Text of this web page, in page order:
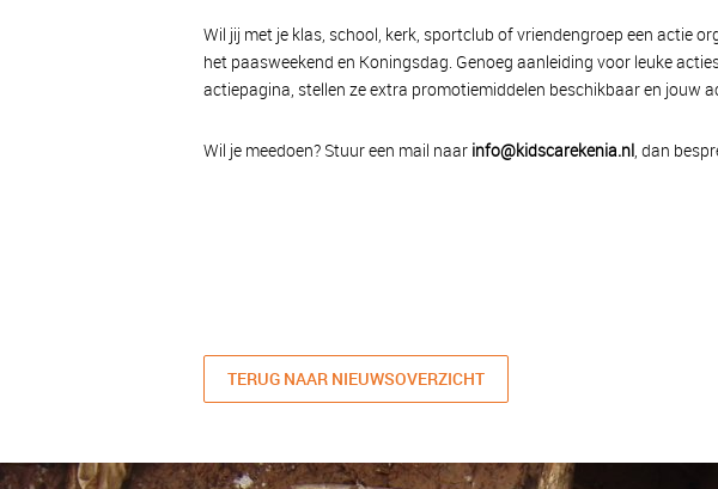
Wil jij met je klas, school, kerk, sportclub of vriendengroep een actie
het paasweekend en Koningsdag. Genoeg aanleiding voor leuke
actiepagina, stellen ze extra promotiemiddelen beschikbaar en jouw
Wil je meedoen? Stuur een mail naar info@kidscarekenia.nl, dan
TERUG NAAR NIEUWSOVERZICHT